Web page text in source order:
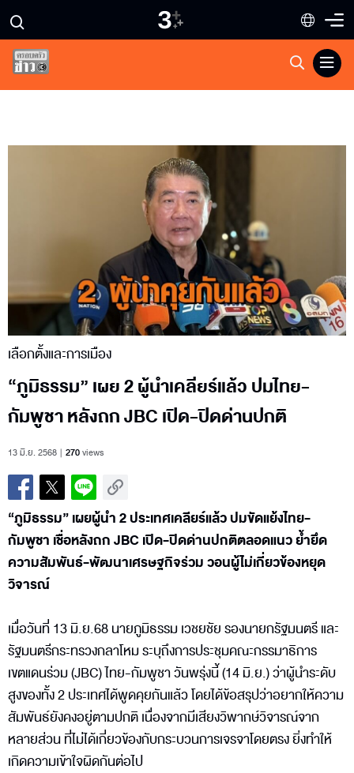
เลือกตั้งและการเมือง
“ภูมิธรรม” เผย 2 ผู้นำเคลียร์แล้ว ปมไทย-
กัมพูชา หลังถก JBC เปิด-ปิดด่านปกติ
13 มิ.ย. 2568 270views
“ภูมิธรรม” เผยผู้นำ 2 ประเทศเคลียร์แล้ว ปมขัดแย้งไทย-
กัมพูชา เชื่อหลังถก JBC เปิด-ปิดด่านปกติตลอดแนว ย้ำยึด
ความสัมพันธ์-พัฒนาเศรษฐกิจร่วม วอนผู้ไม่เกี่ยวข้องหยุด
วิจารณ์
เมื่อวันที่ 13 มิ.ย.68 นายภูมิธรรม เวชยชัย รองนายกรัฐมนตรี และ
รัฐมนตรีกระทรวงกลาโหม ระบุถึงการประชุมคณะกรรมาธิการ
เขตแดนร่วม (JBC) ไทย-กัมพูชา วันพรุ่งนี้ (14 มิ.ย.) ว่าผู้นำระดับ
สูงของทั้ง 2 ประเทศได้พูดคุยกันแล้ว โดยได้ข้อสรุปว่าอยากให้ความ
สัมพันธ์ยังคงอยู่ตามปกติ เนื่องจากมีเสียงวิพากษ์วิจารณ์จาก
หลายส่วน ที่ไม่ได้เกี่ยวข้องกับกระบวนการเจรจาโดยตรง ยิ่งทำให้
เกิดความเข้าใจผิดกันต่อไป